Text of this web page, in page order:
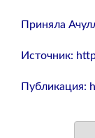
Приняла
Источник:
Публикация: